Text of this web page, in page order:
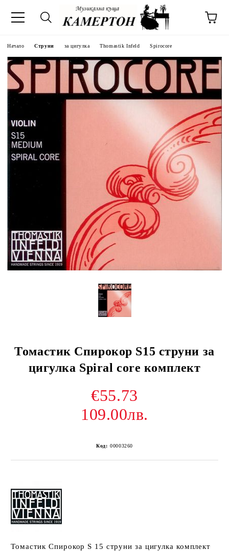
Начало Струни за цигулка Thomastik Infeld Spirocore
Томастик Спирокор S15 струни за
цигулка Spiral core комплект
€55.73
109.00лв.
Код: 00003260
Томастик Спирокор S 15 струни за цигулка комплект